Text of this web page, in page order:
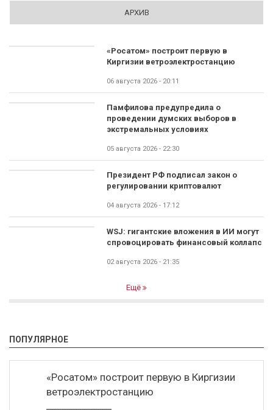
АРХИВ
«Росатом» построит первую в
Киргизии ветроэлектростанцию
06 августа 2026 - 20:11
Памфилова предупредила о
проведении думских выборов в
экстремальных условиях
05 августа 2026 - 22:30
Президент РФ подписал закон о
регулировании криптовалют
04 августа 2026 - 17:12
WSJ: гигантские вложения в ИИ могут
спровоцировать финансовый коллапс
02 августа 2026 - 21:35
Ещё
ПОПУЛЯРНОЕ
«Росатом» построит первую в Киргизии
ветроэлектростанцию